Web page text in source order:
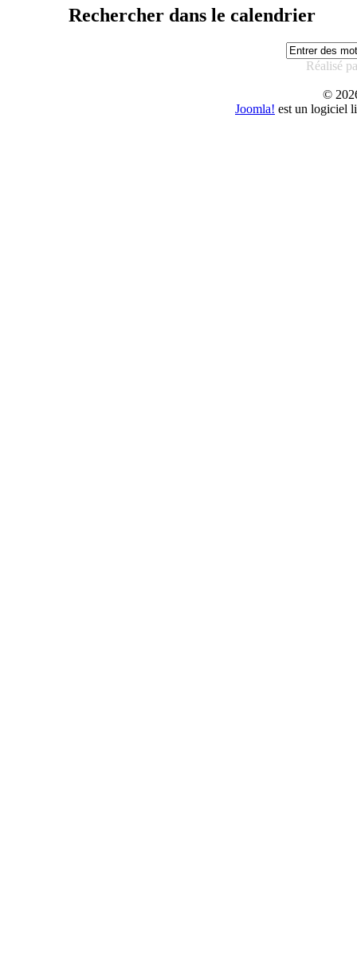
Rechercher dans le calendrier
Réalisé
©
Joomla! est un logiciel